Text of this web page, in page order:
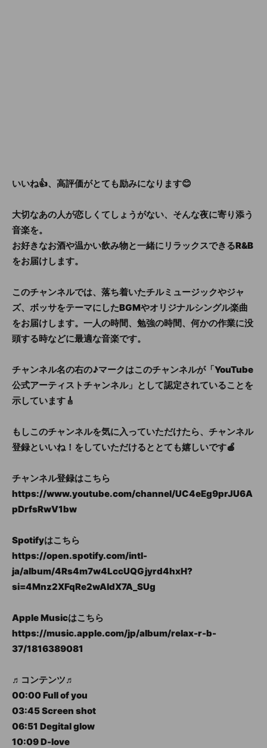
いいね👍、高評価がとても励みになります😊
大切なあの人が恋しくてしょうがない、そんな夜に寄り添う
音楽を。
お好きなお酒や温かい飲み物と一緒にリラックスできるR&B
をお届けします。
このチャンネルでは、落ち着いたチルミュージックやジャ
ズ、ボッサをテーマにしたBGMやオリジナルシングル楽曲
をお届けします。一人の時間、勉強の時間、何かの作業に没
頭する時などに最適な音楽です。
チャンネル名の右の♪マークはこのチャンネルが「YouTube
公式アーティストチャンネル」として認定されていることを
示しています🎸
もしこのチャンネルを気に入っていただけたら、チャンネル
登録といいね！をしていただけるととても嬉しいです🍎
チャンネル登録はこちら
https://www.youtube.com/channel/UC4eEg9prJU6A
pDrfsRwV1bw
Spotifyはこちら
https://open.spotify.com/intl-
ja/album/4Rs4m7w4LccUQGjyrd4hxH?
si=4Mnz2XFqRe2wAldX7A_SUg
Apple Musicはこちら
https://music.apple.com/jp/album/relax-r-b-
37/1816389081
♬コンテンツ♬
00:00 Full of you
03:45 Screen shot
06:51 Degital glow
10:09 D-love